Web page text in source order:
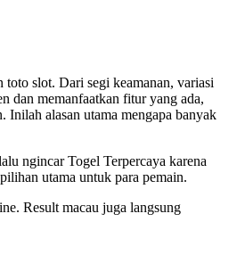
slot. Dari segi keamanan, variasi
dan memanfaatkan fitur yang ada,
Inilah alasan utama mengapa banyak
ngincar Togel Terpercaya karena
utama untuk para pemain.
Result macau juga langsung